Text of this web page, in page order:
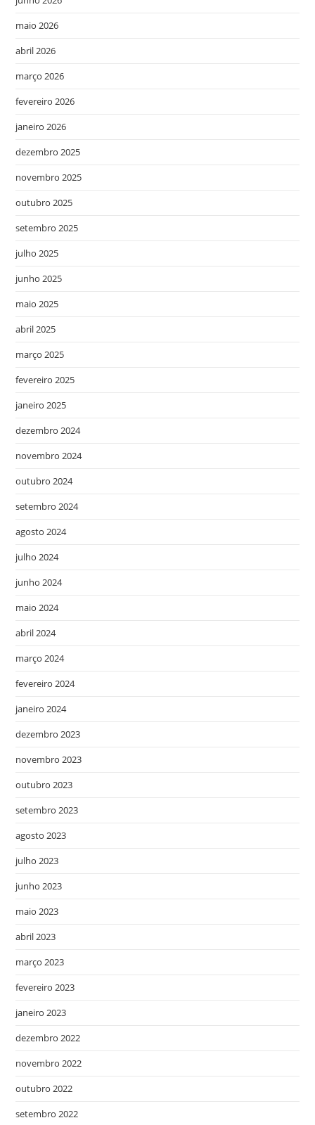
maio 2026
abril 2026
março 2026
fevereiro 2026
janeiro 2026
dezembro 2025
novembro 2025
outubro 2025
setembro 2025
julho 2025
junho 2025
maio 2025
abril 2025
março 2025
fevereiro 2025
janeiro 2025
dezembro 2024
novembro 2024
outubro 2024
setembro 2024
agosto 2024
julho 2024
junho 2024
maio 2024
abril 2024
março 2024
fevereiro 2024
janeiro 2024
dezembro 2023
novembro 2023
outubro 2023
setembro 2023
agosto 2023
julho 2023
junho 2023
maio 2023
abril 2023
março 2023
fevereiro 2023
janeiro 2023
dezembro 2022
novembro 2022
outubro 2022
setembro 2022